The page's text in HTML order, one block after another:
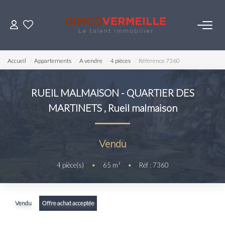
ACHETER
LOUER
ESTIMER
NOS SERVICES
Accueil Appartements A vendre 4 pièces Référence 7360
RUEIL MALMAISON - QUARTIER DES
MARTINETS , Rueil malmaison
Vendu
4pièce(s) • 65 m² • Réf : 7360
Vendu Offre achat acceptée